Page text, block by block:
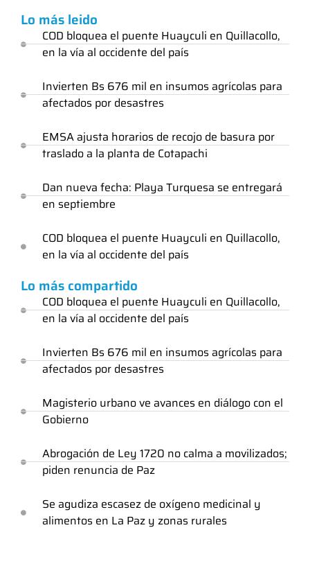
Lo más leido
COD bloquea el puente Huayculi en Quillacollo,
en la vía al occidente del país
Invierten Bs 676 mil en insumos agrícolas para
afectados por desastres
EMSA ajusta horarios de recojo de basura por
traslado a la planta de Cotapachi
Dan nueva fecha: Playa Turquesa se entregará
en septiembre
COD bloquea el puente Huayculi en Quillacollo,
en la vía al occidente del país
Lo más compartido
COD bloquea el puente Huayculi en Quillacollo,
en la vía al occidente del país
Invierten Bs 676 mil en insumos agrícolas para
afectados por desastres
Magisterio urbano ve avances en diálogo con el
Gobierno
Abrogación de Ley 1720 no calma a movilizados;
piden renuncia de Paz
Se agudiza escasez de oxígeno medicinal y
alimentos en La Paz y zonas rurales